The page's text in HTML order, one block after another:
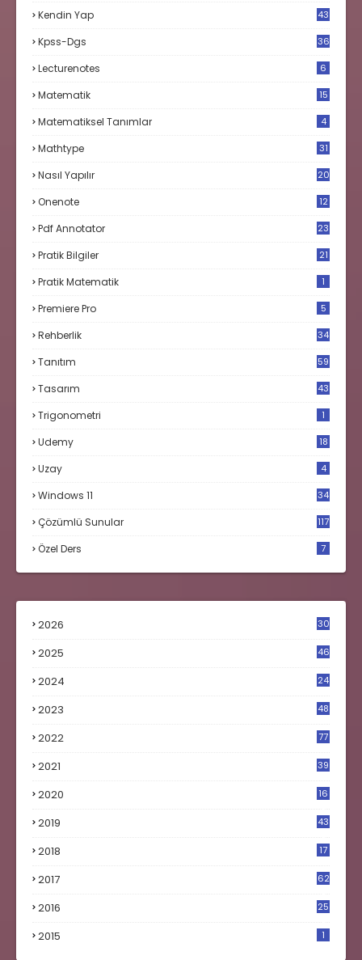
Kendin Yap 43
Kpss-Dgs 36
Lecturenotes 6
Matematik
15
Matematiksel Tanımlar 4
Mathtype 31
Nasıl Yapılır 20
Onenote 12
Pdf Annotator 23
Pratik Bilgiler 21
Pratik Matematik 1
Premiere Pro 5
Rehberlik 34
Tanıtım 59
Tasarım 43
Trigonometri 1
Udemy 18
Uzay 4
Windows 11 34
Çözümlü Sunular 117
Özel Ders 7
2026 30
2025 46
2024 24
2023
48
2022 77
2021 39
2020
16
2019
43
2018
17
2017
62
2016
25
2015 1